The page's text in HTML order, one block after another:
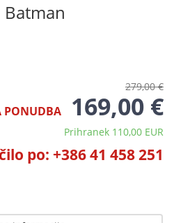
Batman
279,00 €
PONUDBA 169,00 €
Prihranek 110,00 EUR
po: +386 41 458 251